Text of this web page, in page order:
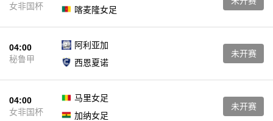
女非国杯
喀麦隆女足
04:00
秘鲁甲
阿利亚加
西恩夏诺
未开赛
04:00
女非国杯
马里女足
加纳女足
未开赛